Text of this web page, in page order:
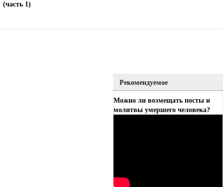
(часть 1)
Рекомендуемое
Можно ли возмещать посты и
молитвы умершего человека?